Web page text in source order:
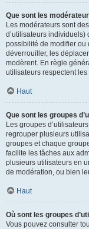
Que sont les
Les modérateurs sont
d’utilisateurs
possibilité de modifier ou
déverrouiller, les
modèrent. En règle
utilisateurs respectent
Haut
Que sont les groupes
Les groupes
regrouper plusieurs
groupes et chaque
facilite les tâches aux
plusieurs utilisateurs en
de modération, ou bien
Haut
Où sont les groupes
Vous pouvez consulter